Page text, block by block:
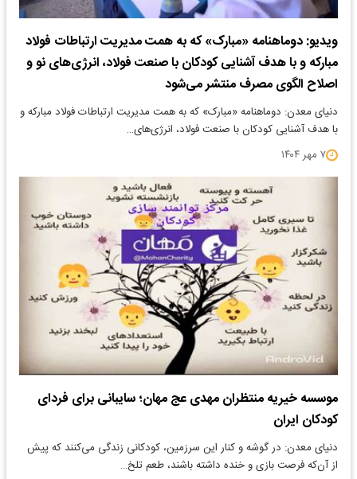
ویدیو: دوماهنامه «مبارک» که به همت مدیریت ارتباطات فولاد
مبارکه و با هدف آشنایی کودکان با صنعت فولاد، انرژی‌های نو و
اصلاح الگوی مصرف منتشر می‌شود
دنیای معدن: دوماهنامه «مبارک» که به همت مدیریت ارتباطات فولاد مبارکه و
با هدف آشنایی کودکان با صنعت فولاد، انرژی‌های…
۷ مهر ۱۴۰۴
موسسه خیریه منتظران مهدی عج مهان؛ سایبانی برای فردای
کودکان ایران
دنیای معدن: در گوشه‌ و کنار این سرزمین، کودکانی زندگی می‌کنند که پیش
از آن‌که فرصت بازی و خنده داشته باشند، طعم تلخ…